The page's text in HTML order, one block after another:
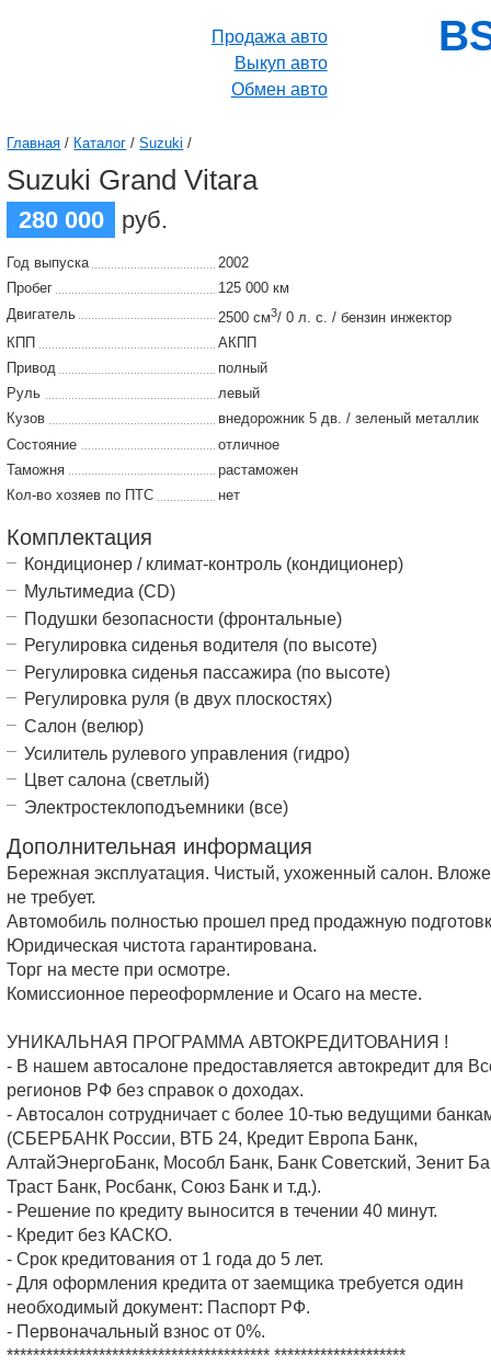
Продажа авто
Выкуп авто
Обмен авто
Главная / Каталог /Suzuki /
Suzuki Grand Vitara
280 000 руб.
Год выпуска
2002
Пробег
125 000 км
Двигатель
2500 см3/ 0 л. с. / бензин инжектор
КПП
АКПП
Привод
полный
Руль
левый
Кузов
внедорожник 5 дв. / зеленый металлик
Состояние
отличное
Таможня
растаможен
Кол-во хозяев по ПТС
нет
Комплектация
Кондиционер / климат-контроль (кондиционер)
Мультимедиа (CD)
Подушки безопасности (фронтальные)
Регулировка сиденья водителя (по высоте)
Регулировка сиденья пассажира (по высоте)
Регулировка руля (в двух плоскостях)
Салон (велюр)
Усилитель рулевого управления (гидро)
Цвет салона (светлый)
Электростеклоподъемники (все)
Дополнительная информация
Бережная эксплуатация. Чистый, ухоженный салон.
не требует.
Автомобиль полностью прошел пред продажную
Юридическая чистота гарантирована.
Торг на месте при осмотре.
Комиссионное переоформление и Осаго на месте.
УНИКАЛЬНАЯ ПРОГРАММА АВТОКРЕДИТОВАНИЯ !
- В нашем автосалоне предоставляется автокредит для
регионов РФ без справок о доходах.
- Автосалон сотрудничает с более 10-тью ведущими
(СБЕРБАНК России, ВТБ 24, Кредит Европа Банк,
АлтайЭнергоБанк, Мособл Банк, Банк Советский, Зенит
Траст Банк, Росбанк, Союз Банк и т.д.).
- Решение по кредиту выносится в течении 40 минут.
- Кредит без КАСКО.
- Срок кредитования от 1 года до 5 лет.
- Для оформления кредита от заемщика требуется один
необходимый документ: Паспорт РФ.
- Первоначальный взнос от 0%.
**************************************** ********************